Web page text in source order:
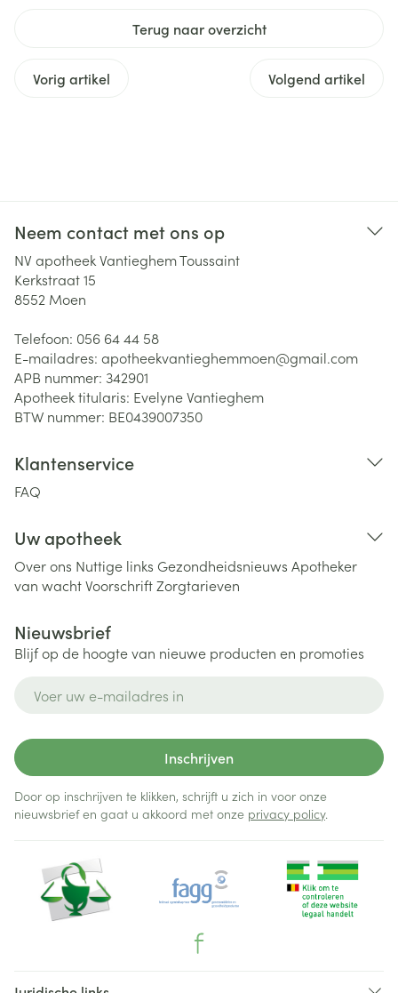
Terug naar overzicht
Vorig artikel Volgend artikel
Neem contact met ons op
NV apotheek Vantieghem Toussaint
Kerkstraat 15
8552 Moen
Telefoon: 056 64 44 58
E-mailadres: apotheekvantieghemmoen@gmail.com
APB nummer: 342901
Apotheek titularis: Evelyne Vantieghem
BTW nummer: BE0439007350
Klantenservice
FAQ
Uw apotheek
Over ons Nuttige links Gezondheidsnieuws Apotheker
van wachtVoorschriftZorgtarieven
Nieuwsbrief
Blijf op de hoogte van nieuwe producten en promoties
Inschrijven
Door op inschrijven te klikken, schrijft u zich in voor onze
nieuwsbrief en gaat u akkoord met onze privacy policy.